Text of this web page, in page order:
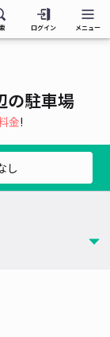
ログイン メニュー
の駐車場
金!
し